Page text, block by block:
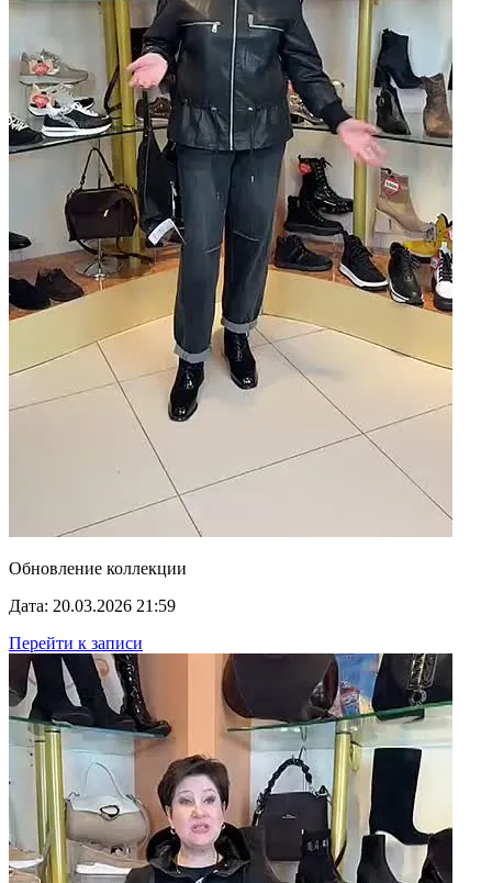
Обновление коллекции
Дата: 20.03.2026 21:59
Перейти к записи